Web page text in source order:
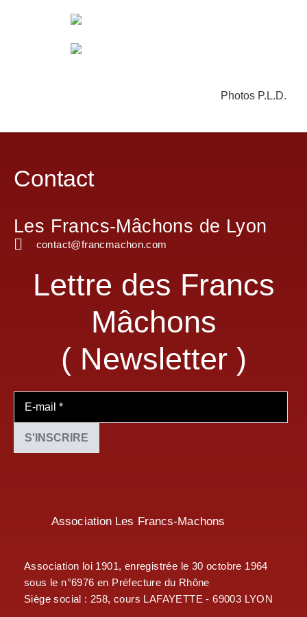
Photos P.L.D.
Contact
Les Francs-Mâchons de Lyon
contact@francmachon.com
Lettre des Francs
Mâchons
( Newsletter )
Association Les Francs-Machons
Association loi 1901, enregistrée le 30 octobre 1964
sous le n°6976 en Préfecture du Rhône
Siège social : 258, cours LAFAYETTE - 69003 LYON